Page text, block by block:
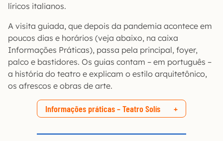
líricos italianos.
A visita guiada, que depois da pandemia acontece em
poucos dias e horários (veja abaixo, na caixa
Informações Práticas), passa pela principal, foyer,
palco e bastidores. Os guias contam – em português –
a história do teatro e explicam o estilo arquitetônico,
os afrescos e obras de arte.
Informações práticas – Teatro Solís